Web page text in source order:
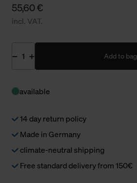
55,60 €
incl. VAT.
Add to bag
available
14 day return policy
Made in Germany
climate-neutral shipping
Free standard delivery from 150€